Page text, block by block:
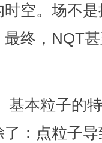
空。场不
终，NQT
基本粒子的
：点粒子